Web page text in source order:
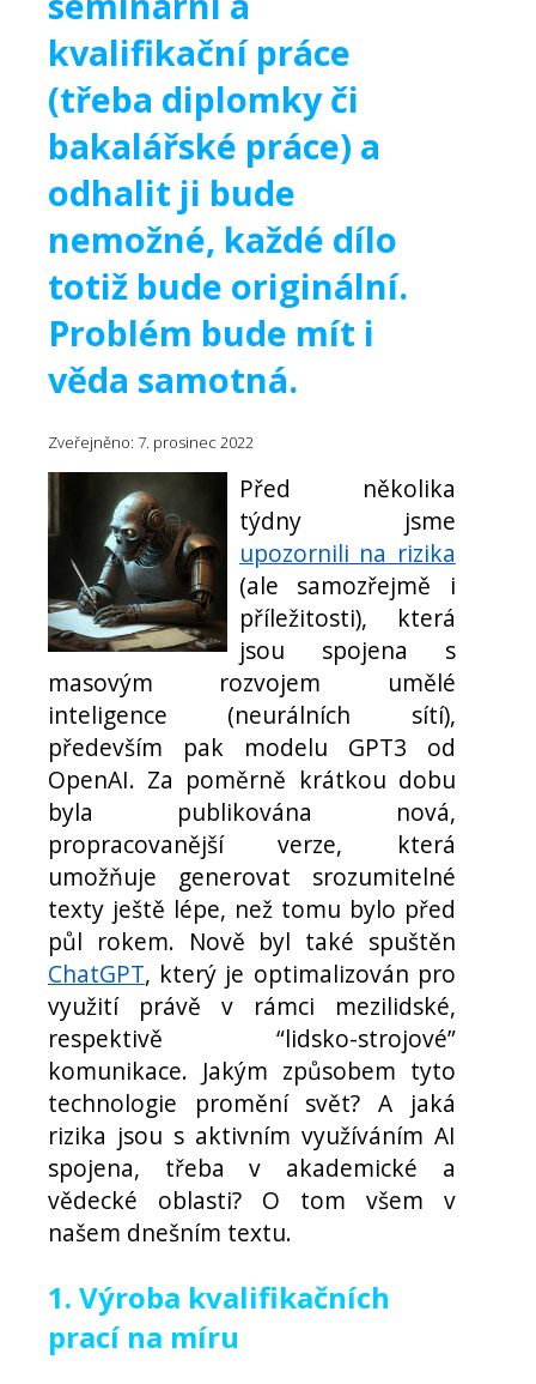
kvalifikační práce
(třeba diplomky či
bakalářské práce) a
odhalit ji bude
nemožné, každé dílo
totiž bude originální.
Problém bude mít i
věda samotná.
Zveřejněno: 7. prosinec 2022
Před několika
týdny jsme
upozornili na rizika
(ale samozřejmě i
příležitosti), která
jsou spojena s
masovým rozvojem umělé
inteligence (neurálních sítí),
především pak modelu GPT3 od
OpenAI. Za poměrně krátkou dobu
byla publikována nová,
propracovanější verze, která
umožňuje generovat srozumitelné
texty ještě lépe, než tomu bylo před
půl rokem. Nově byl také spuštěn
ChatGPT, který je optimalizován pro
využití právě v rámci mezilidské,
respektivě “lidsko-strojové”
komunikace. Jakým způsobem tyto
technologie promění svět? A jaká
rizika jsou s aktivním využíváním AI
spojena, třeba v akademické a
vědecké oblasti? O tom všem v
našem dnešním textu.
1. Výroba kvalifikačních
prací na míru